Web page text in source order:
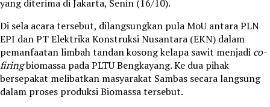
yang diterima di Jakarta, Senin (16/10).
Di sela acara tersebut, dilangsungkan pula MoU antara PLN
EPI dan PT Elektrika Konstruksi Nusantara (EKN) dalam
pemanfaatan limbah tandan kosong kelapa sawit menjadi co-
firingbiomassa pada PLTU Bengkayang. Ke dua pihak
bersepakat melibatkan masyarakat Sambas secara langsung
dalam proses produksi Biomassa tersebut.